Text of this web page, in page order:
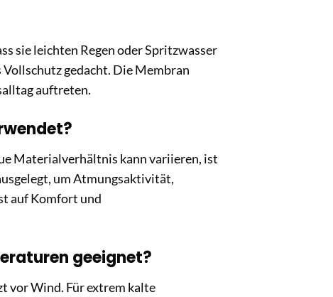
sie leichten Regen oder Spritzwasser
gedacht. Die Membran
auftreten.
Materialverhältnis kann variieren, ist
um Atmungsaktivität,
auf Komfort und
geeignet?
vor Wind. Für extrem kalte